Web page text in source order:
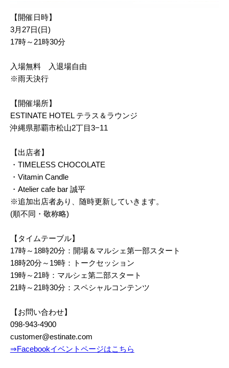
【開催日時】
3月27日(日)
17時～21時30分
入場無料 入退場自由
※雨天決行
【開催場所】
ESTINATE HOTEL テラス＆ラウンジ
沖縄県那覇市松山2丁目3−11
【出店者】
・TIMELESS CHOCOLATE
・Vitamin Candle
・Atelier cafe bar 誠平
※追加出店者あり、随時更新していきます。
(順不同・敬称略)
【タイムテーブル】
17時～18時20分：開場＆マルシェ第一部スタート
18時20分～19時：トークセッション
19時～21時：マルシェ第二部スタート
21時～21時30分：スペシャルコンテンツ
【お問い合わせ】
098-943-4900
customer@estinate.com
⇒Facebookイベントページはこちら